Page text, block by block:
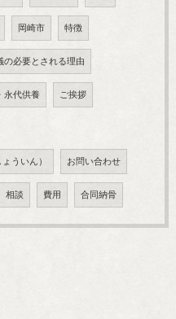
岡崎市 特徴
の必要とされる理由
永代供養 ご挨拶
ういん） お問い合わせ
相談 費用 合同納骨